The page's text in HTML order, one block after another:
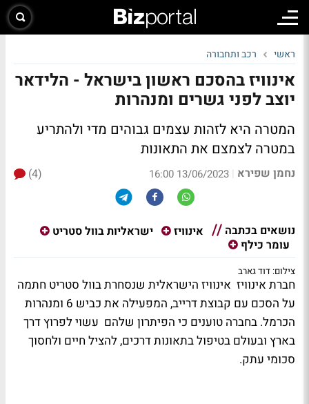
ראשי רכב ותחבורה
אינוויז בהסכם ראשון בישראל - הלידאר
יוצב לפני גשרים ומנהרות
המטרה היא לזהות עצמים גבוהים מדי ולהתריע
במטרה לצמצם את התאונות
נחמן שפירא |
13/06/2023 16:00
(4)
נושאים בכתבה אינוויז
ישראליות בוול סטריט
עומר כילף
צילום: דוד גארב
חברת אינוויז אינוויז הישראלית שנסחרת בוול סטריט חתמה
על הסכם עם קבוצת דרייב, המפעילה את כביש 6 ומנהרות
הכרמל. בחברה טוענים כי הפיתרון שלהם עשוי לפרוץ דרך
בארץ ובעולם בטיפול בתאונות דרכים, להציל חיים ולחסוך
סכומי עתק.